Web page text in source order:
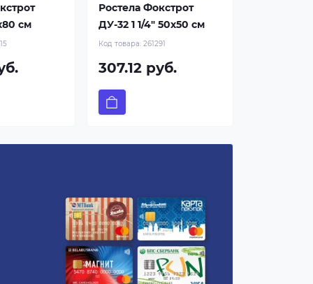
см
Ростела Фокстрот
ДУ-32 1 1/4" 50x50 см
Код товара: 261291
307.12 руб.